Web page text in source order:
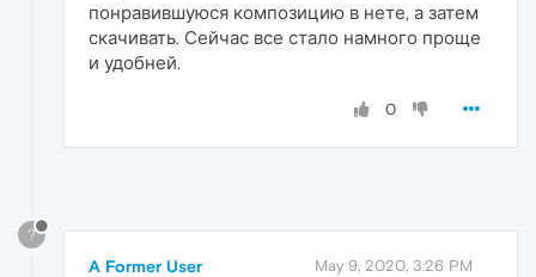
понравившуюся композицию в нете, а затем
скачивать. Сейчас все стало намного проще
и удобней.
0
?
A Former User May 9, 2020, 3:26 PM